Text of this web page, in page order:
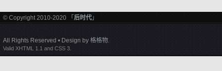
© Copyright 2010-2020 「 后时代 」
All Rights Reserved • Design by 格格物.
Valid XHTML 1.1 and CSS 3.